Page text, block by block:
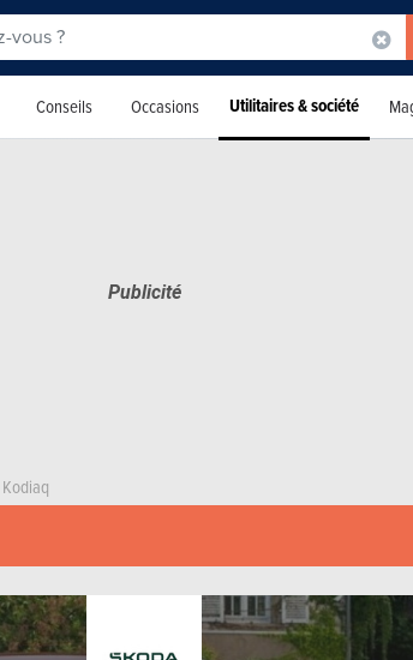
Conseils Occasions Utilitaires & société
Kodiaq